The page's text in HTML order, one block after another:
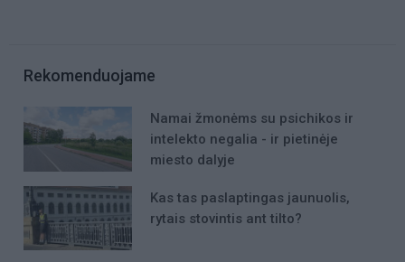
Rekomenduojame
Namai žmonėms su psichikos ir
intelekto negalia - ir pietinėje
miesto dalyje
Kas tas paslaptingas jaunuolis,
rytais stovintis ant tilto?